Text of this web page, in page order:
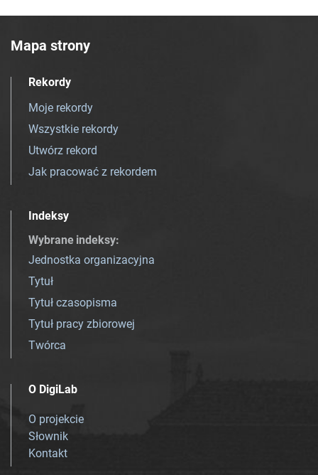
Mapa strony
Rekordy
Moje rekordy
Wszystkie rekordy
Utwórz rekord
Jak pracować z rekordem
Indeksy
Wybrane indeksy:
Jednostka organizacyjna
Tytuł
Tytuł czasopisma
Tytuł pracy zbiorowej
Twórca
O DigiLab
O projekcie
Słownik
Kontakt